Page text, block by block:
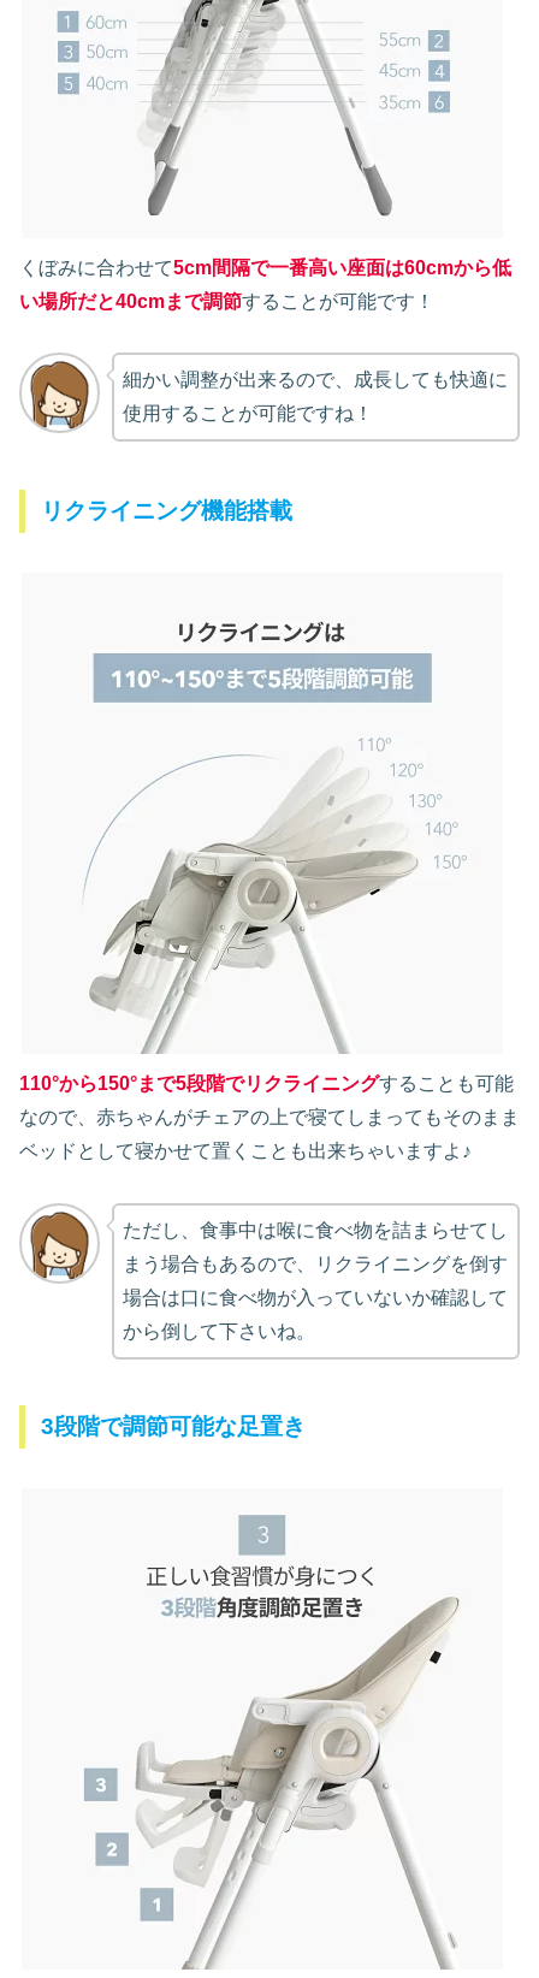
くぼみに合わせて5cm間隔で一番高い座面は60cmから低
い場所だと40cmまで調節することが可能です！
細かい調整が出来るので、成長しても快適に
使用することが可能ですね！
リクライニング機能搭載
110°から150°まで5段階でリクライニングすることも可能
なので、赤ちゃんがチェアの上で寝てしまってもそのまま
ベッドとして寝かせて置くことも出来ちゃいますよ♪
ただし、食事中は喉に食べ物を詰まらせてし
まう場合もあるので、リクライニングを倒す
場合は口に食べ物が入っていないか確認して
から倒して下さいね。
3段階で調節可能な足置き